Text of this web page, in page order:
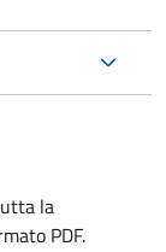
la
PDF.